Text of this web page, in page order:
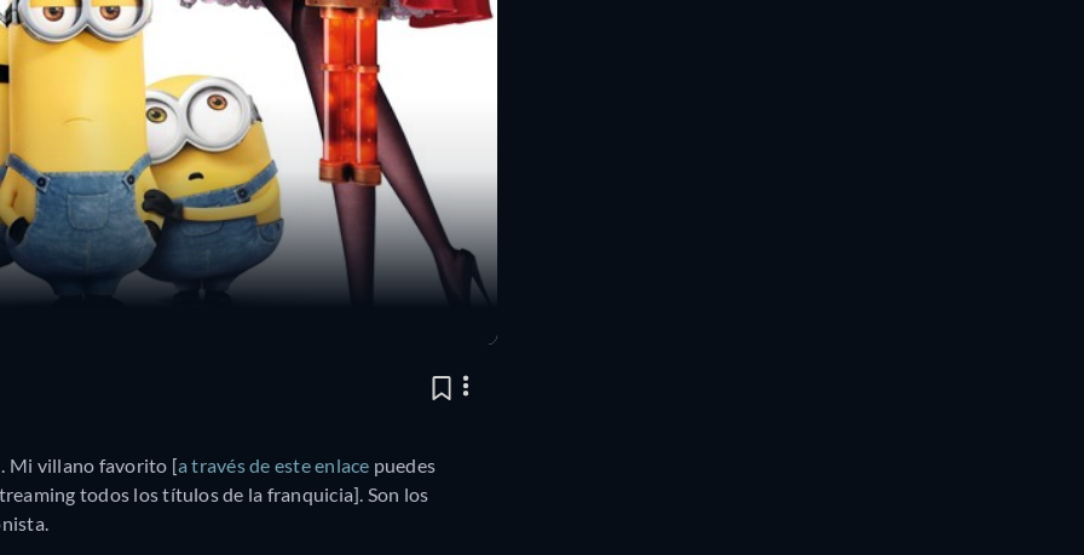
Mi villano favorito [a través de este enlace puedes
todos los títulos de la franquicia]. Son los